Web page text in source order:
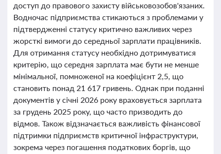
доступ до правового захисту військовозобов'язаних.
Водночас підприємства стикаються з проблемами у
підтвердженні статусу критично важливих через
жорсткі вимоги до середньої зарплати працівників.
Для отримання статусу необхідно дотримуватися
критерію, що середня зарплата має бути не менше
мінімальної, помноженої на коефіцієнт 2,5, що
становить понад 21 617 гривень. Однак при поданні
документів у січні 2026 року враховується зарплата
за грудень 2025 року, що часто призводить до
відмов. Також відзначається важливість фінансової
підтримки підприємств критичної інфраструктури,
зокрема через погашення податкових боргів, що